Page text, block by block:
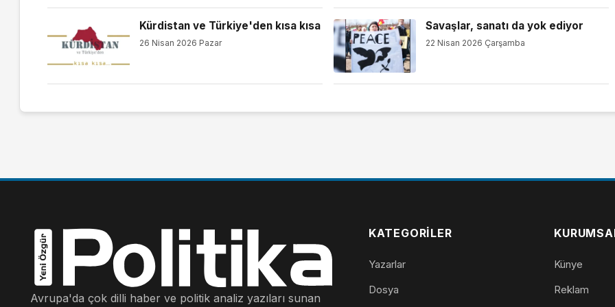
Kürdistan ve Türkiye'den kısa kısa
26 Nisan 2026 Pazar
Savaşlar, sanatı da yok ediyor
22 Nisan 2026 Çarşamba
Avrupa'da çok dilli haber ve politik analiz yazıları sunan
KATEGORILER
Yazarlar
Dosya
Künye
Reklam